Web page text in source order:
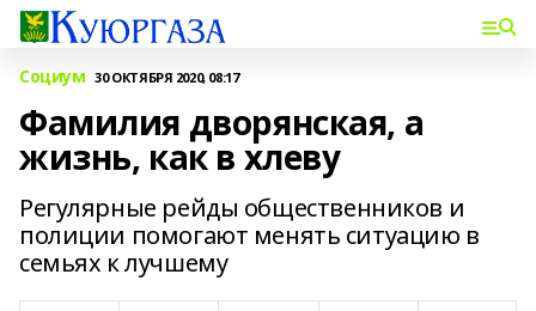
Социум 30 ОКТЯБРЯ 2020, 08:17
Фамилия дворянская, а
жизнь, как в хлеву
Регулярные рейды общественников и
полиции помогают менять ситуацию в
семьях к лучшему